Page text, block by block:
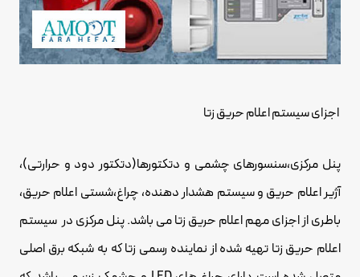
اجزای سیستم اعلام حریق زتا
پنل مرکزی،سنسورهای چشمی و دتکتورها(دتکتور دود و حرارتی)،
آژیر اعلام حریق و سیستم هشدار دهنده، چراغ،شستی اعلام حریق،
باطری از اجزای مهم اعلام حریق زتا می باشد. پنل مرکزی در سیستم
اعلام حریق زتا تهیه شده از نماینده رسمی زتا که به شبکه برق اصلی